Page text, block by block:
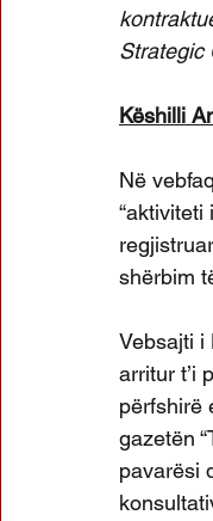
Strategic
Këshilli
Në
shërbim
Vebsajti i
arritur t’i
përfshirë
gazetën
pavarësi